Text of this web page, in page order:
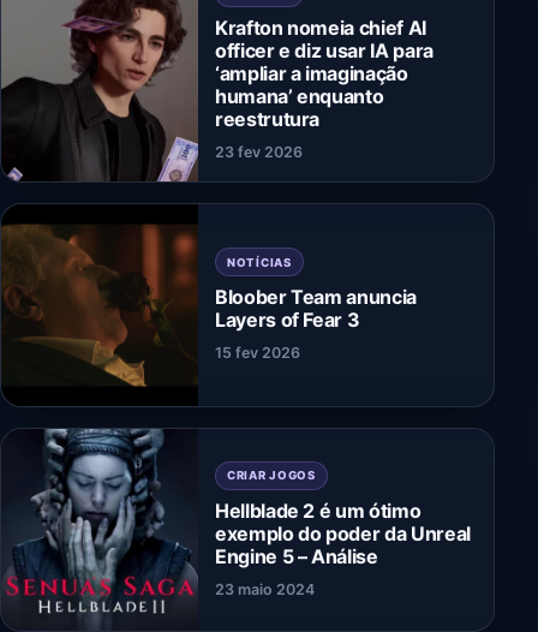
Krafton nomeia chief AI
officer e diz usar IA para
‘ampliar a imaginação
humana’ enquanto
reestrutura
23 fev 2026
NOTÍCIAS
Bloober Team anuncia
Layers of Fear 3
15 fev 2026
CRIAR JOGOS
Hellblade 2 é um ótimo
exemplo do poder da Unreal
Engine 5 – Análise
23 maio 2024